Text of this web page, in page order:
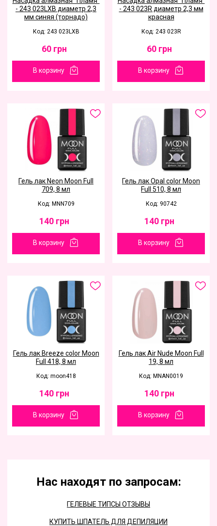
- 243 023LXB диаметр 2,3
мм синяя (торнадо)
Код: 243 023LXB
60 грн
В корзину
- 243 023R диаметр 2,3 мм
красная
Код: 243 023R
60 грн
В корзину
Гель лак Neon Moon Full
709, 8 мл
Код: MNN709
140 грн
В корзину
Гель лак Opal color Moon
Full 510, 8 мл
Код: 90742
140 грн
В корзину
Гель лак Breeze color Moon
Full 418, 8 мл
Код: moon418
140 грн
В корзину
Гель лак Air Nude Moon Full
19, 8 мл
Код: MNAN0019
140 грн
В корзину
Нас находят по запросам:
ГЕЛЕВЫЕ ТИПСЫ ОТЗЫВЫ
КУПИТЬ ШПАТЕЛЬ ДЛЯ ДЕПИЛЯЦИИ